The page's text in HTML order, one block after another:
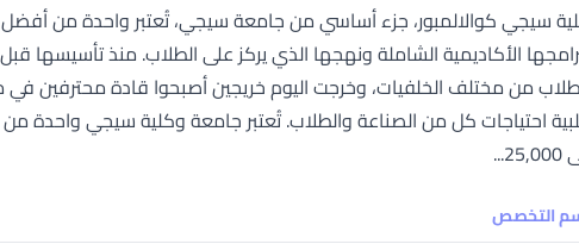
سيجي كوالالمبور، جزء أساسي من جامعة سيجي، تُعتبر واحدة من أفضل
الأكاديمية الشاملة ونهجها الذي يركز على الطلاب. منذ
من مختلف الخلفيات، وخرجت اليوم خريجين أصبحوا قادة محترفين
احتياجات كل من الصناعة والطلاب. تُعتبر جامعة وكلية سيجي واحدة
التخصص